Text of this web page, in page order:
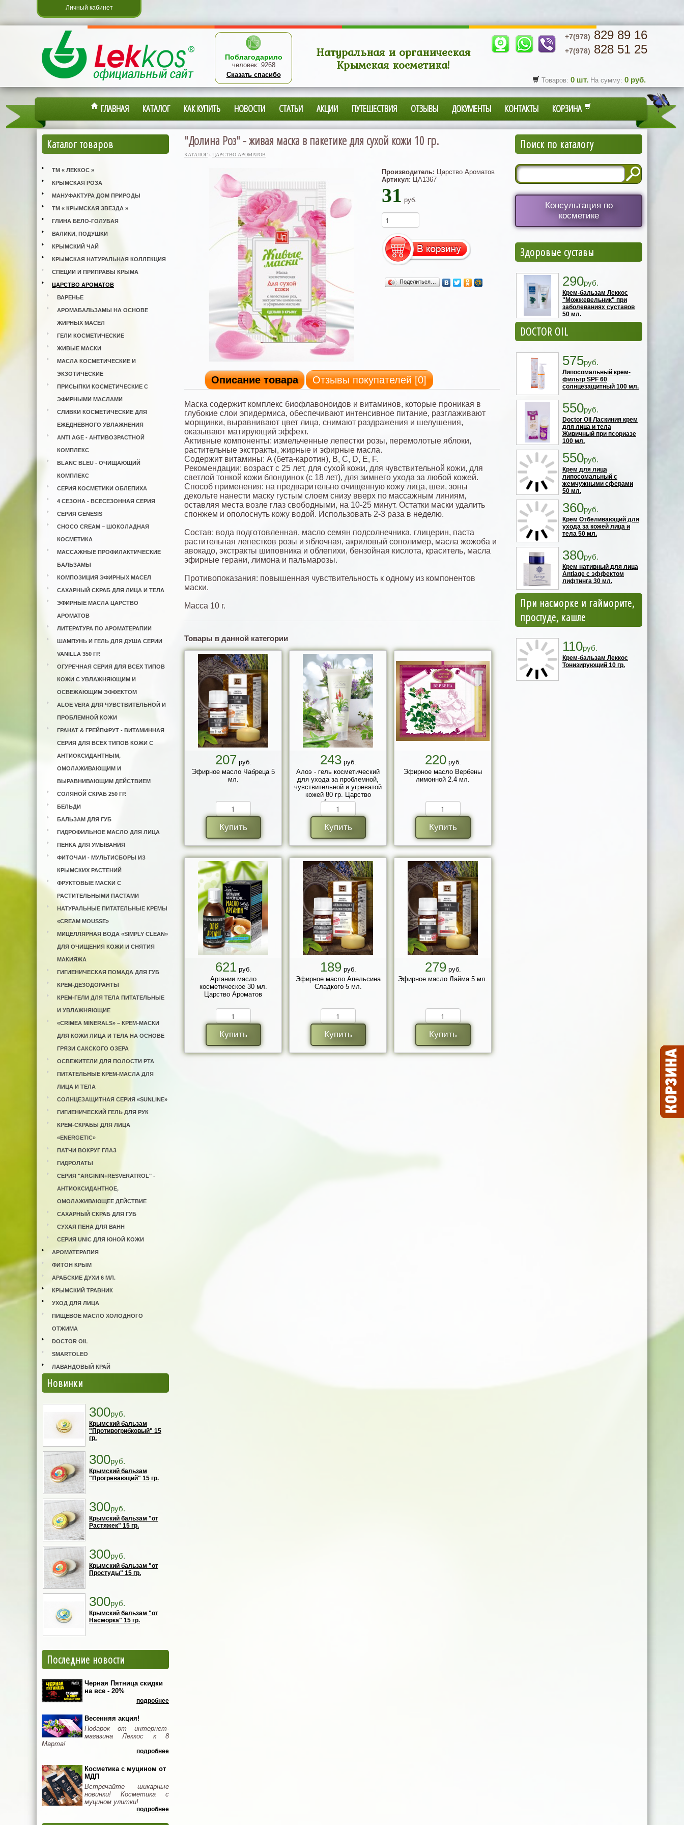
Личный кабинет
Поблагодарило
человек: 9268
Сказать спасибо
Натуральная и органическая
Крымская косметика!
+7(978) 829 89 16
+7(978) 828 51 25
Товаров: 0 шт. На сумму: 0 руб.
ГЛАВНАЯ КАТАЛОГ КАК КУПИТЬ НОВОСТИ СТАТЬИ АКЦИИ ПУТЕШЕСТВИЯ ОТЗЫВЫ ДОКУМЕНТЫ КОНТАКТЫ КОРЗИНА
Каталог товаров
ТМ « ЛЕККОС »
КРЫМСКАЯ РОЗА
МАНУФАКТУРА ДОМ ПРИРОДЫ
ТМ « КРЫМСКАЯ ЗВЕЗДА »
ГЛИНА БЕЛО-ГОЛУБАЯ
ВАЛИКИ, ПОДУШКИ
КРЫМСКИЙ ЧАЙ
КРЫМСКАЯ НАТУРАЛЬНАЯ КОЛЛЕКЦИЯ
СПЕЦИИ И ПРИПРАВЫ КРЫМА
ЦАРСТВО АРОМАТОВ
ВАРЕНЬЕ
АРОМАБАЛЬЗАМЫ НА ОСНОВЕ
ЖИРНЫХ МАСЕЛ
ГЕЛИ КОСМЕТИЧЕСКИЕ
ЖИВЫЕ МАСКИ
МАСЛА КОСМЕТИЧЕСКИЕ И
ЭКЗОТИЧЕСКИЕ
ПРИСЫПКИ КОСМЕТИЧЕСКИЕ С
ЭФИРНЫМИ МАСЛАМИ
СЛИВКИ КОСМЕТИЧЕСКИЕ ДЛЯ
ЕЖЕДНЕВНОГО УВЛАЖНЕНИЯ
ANTI AGE - АНТИВОЗРАСТНОЙ
КОМПЛЕКС
BLANC BLEU - ОЧИЩАЮЩИЙ
КОМПЛЕКС
СЕРИЯ КОСМЕТИКИ ОБЛЕПИХА
4 СЕЗОНА - ВСЕСЕЗОННАЯ СЕРИЯ
СЕРИЯ GENESIS
CHOCO CREAM – ШОКОЛАДНАЯ
КОСМЕТИКА
МАССАЖНЫЕ ПРОФИЛАКТИЧЕСКИЕ
БАЛЬЗАМЫ
КОМПОЗИЦИЯ ЭФИРНЫХ МАСЕЛ
САХАРНЫЙ СКРАБ ДЛЯ ЛИЦА И ТЕЛА
ЭФИРНЫЕ МАСЛА ЦАРСТВО
АРОМАТОВ
ЛИТЕРАТУРА ПО АРОМАТЕРАПИИ
ШАМПУНЬ И ГЕЛЬ ДЛЯ ДУША СЕРИИ
VANILLA 350 ГР.
ОГУРЕЧНАЯ СЕРИЯ ДЛЯ ВСЕХ ТИПОВ
КОЖИ С УВЛАЖНЯЮЩИМ И
ОСВЕЖАЮЩИМ ЭФФЕКТОМ
ALOE VERA ДЛЯ ЧУВСТВИТЕЛЬНОЙ И
ПРОБЛЕМНОЙ КОЖИ
ГРАНАТ & ГРЕЙПФРУТ - ВИТАМИННАЯ
СЕРИЯ ДЛЯ ВСЕХ ТИПОВ КОЖИ С
АНТИОКСИДАНТНЫМ,
ОМОЛАЖИВАЮЩИМ И
ВЫРАВНИВАЮЩИМ ДЕЙСТВИЕМ
СОЛЯНОЙ СКРАБ 250 ГР.
БЕЛЬДИ
БАЛЬЗАМ ДЛЯ ГУБ
ГИДРОФИЛЬНОЕ МАСЛО ДЛЯ ЛИЦА
ПЕНКА ДЛЯ УМЫВАНИЯ
ФИТОЧАИ - МУЛЬТИСБОРЫ ИЗ
КРЫМСКИХ РАСТЕНИЙ
ФРУКТОВЫЕ МАСКИ С
РАСТИТЕЛЬНЫМИ ПАСТАМИ
НАТУРАЛЬНЫЕ ПИТАТЕЛЬНЫЕ КРЕМЫ
«CREAM MOUSSE»
МИЦЕЛЛЯРНАЯ ВОДА «SIMPLY CLEAN»
ДЛЯ ОЧИЩЕНИЯ КОЖИ И СНЯТИЯ
МАКИЯЖА
ГИГИЕНИЧЕСКАЯ ПОМАДА ДЛЯ ГУБ
КРЕМ-ДЕЗОДОРАНТЫ
КРЕМ-ГЕЛИ ДЛЯ ТЕЛА ПИТАТЕЛЬНЫЕ
И УВЛАЖНЯЮЩИЕ
«CRIMEA MINERALS» – КРЕМ-МАСКИ
ДЛЯ КОЖИ ЛИЦА И ТЕЛА НА ОСНОВЕ
ГРЯЗИ САКСКОГО ОЗЕРА
ОСВЕЖИТЕЛИ ДЛЯ ПОЛОСТИ РТА
ПИТАТЕЛЬНЫЕ КРЕМ-МАСЛА ДЛЯ
ЛИЦА И ТЕЛА
СОЛНЦЕЗАЩИТНАЯ СЕРИЯ «SUNLINE»
ГИГИЕНИЧЕСКИЙ ГЕЛЬ ДЛЯ РУК
КРЕМ-СКРАБЫ ДЛЯ ЛИЦА
«ENERGETIC»
ПАТЧИ ВОКРУГ ГЛАЗ
ГИДРОЛАТЫ
СЕРИЯ "ARGININ+RESVERATROL" -
АНТИОКСИДАНТНОЕ,
ОМОЛАЖИВАЮЩЕЕ ДЕЙСТВИЕ
САХАРНЫЙ СКРАБ ДЛЯ ГУБ
СУХАЯ ПЕНА ДЛЯ ВАНН
СЕРИЯ UNIC ДЛЯ ЮНОЙ КОЖИ
АРОМАТЕРАПИЯ
ФИТОН КРЫМ
АРАБСКИЕ ДУХИ 6 МЛ.
КРЫМСКИЙ ТРАВНИК
УХОД ДЛЯ ЛИЦА
ПИЩЕВОЕ МАСЛО ХОЛОДНОГО
ОТЖИМА
DOCTOR OIL
SMARTOLEO
ЛАВАНДОВЫЙ КРАЙ
Новинки
300руб.
Крымский бальзам
"Противогрибковый" 15
гр.
300руб.
Крымский бальзам
"Прогревающий" 15 гр.
300руб.
Крымский бальзам "от
Растяжек" 15 гр.
300руб.
Крымский бальзам "от
Простуды" 15 гр.
300руб.
Крымский бальзам "от
Насморка" 15 гр.
Последние новости
Черная Пятница скидки
на все - 20%
подробнее
Весенняя акция!
Подарок от интернет-
магазина Леккос к 8
Марта!
подробнее
Косметика с муцином от
МДП
Встречайте шикарные
новинки! Косметика с
муцином улитки!
подробнее
"Долина Роз" - живая маска в пакетике для сухой кожи 10 гр.
КАТАЛОГ › ЦАРСТВО АРОМАТОВ
Производитель: Царство Ароматов
Артикул: ЦА1367
31 руб.
Поделиться…
Описание товара Отзывы покупателей [0]
Маска содержит комплекс биофлавоноидов и витаминов, которые проникая в
глубокие слои эпидермиса, обеспечивают интенсивное питание, разглаживают
морщинки, выравнивают цвет лица, снимают раздражения и шелушения,
оказывают матирующий эффект.
Активные компоненты: измельченные лепестки розы, перемолотые яблоки,
растительные экстракты, жирные и эфирные масла.
Содержит витамины: A (бета-каротин), B, C, D, E, F.
Рекомендации: возраст с 25 лет, для сухой кожи, для чувствительной кожи, для
светлой тонкой кожи блондинок (с 18 лет), для зимнего ухода за любой кожей.
Способ применения: на предварительно очищенную кожу лица, шеи, зоны
декольте нанести маску густым слоем снизу вверх по массажным линиям,
оставляя места возле глаз свободными, на 10-25 минут. Остатки маски удалить
спонжем и ополоснуть кожу водой. Использовать 2-3 раза в неделю.
Состав: вода подготовленная, масло семян подсолнечника, глицерин, паста
растительная лепестков розы и яблочная, акриловый сополимер, масла жожоба и
авокадо, экстракты шиповника и облепихи, бензойная кислота, краситель, масла
эфирные герани, лимона и пальмарозы.
Противопоказания: повышенная чувствительность к одному из компонентов
маски.
Масса 10 г.
Товары в данной категории
207 руб.
Эфирное масло Чабреца 5
мл.
Купить
243руб.
Алоэ - гель косметический
для ухода за проблемной,
чувствительной и угреватой
кожей 80 гр. Царство
Ароматов
Купить
220руб.
Эфирное масло Вербены
лимонной 2.4 мл.
Купить
621руб.
Аргании масло
косметическое 30 мл.
Царство Ароматов
Купить
189руб.
Эфирное масло Апельсина
Сладкого 5 мл.
Купить
279руб.
Эфирное масло Лайма 5 мл.
Купить
Поиск по каталогу
Консультация по
косметике
Здоровые суставы
290руб.
Крем-бальзам Леккос
"Можжевельник" при
заболеваниях суставов
50 мл.
DOCTOR OIL
575руб.
Липосомальный крем-
фильтр SPF 60
солнцезащитный 100 мл.
550руб.
Doctor Oil Ласкиния крем
для лица и тела
Живичный при псориазе
100 мл.
550руб.
Крем для лица
липосомальный с
жемчужными сферами
50 мл.
360руб.
Крем Отбеливающий для
ухода за кожей лица и
тела 50 мл.
380руб.
Крем нативный для лица
Antiage с эффектом
лифтинга 30 мл.
При насморке и гайморите,
простуде, кашле
110руб.
Крем-бальзам Леккос
Тонизирующий 10 гр.